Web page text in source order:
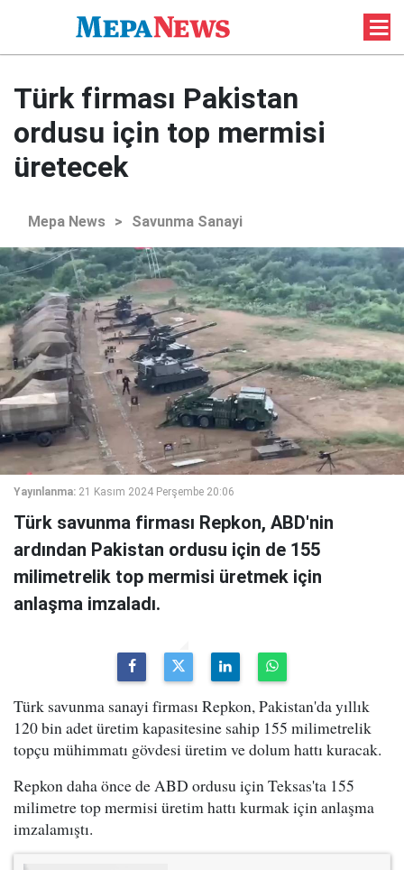
Türk firması Pakistan
ordusu için top mermisi
üretecek
Mepa News > Savunma Sanayi
Yayınlanma: 21 Kasım 2024 Perşembe 20:06
Türk savunma firması Repkon, ABD'nin
ardından Pakistan ordusu için de 155
milimetrelik top mermisi üretmek için
anlaşma imzaladı.
Türk savunma sanayi firması Repkon, Pakistan'da yıllık
120 bin adet üretim kapasitesine sahip 155 milimetrelik
topçu mühimmatı gövdesi üretim ve dolum hattı kuracak.
Repkon daha önce de ABD ordusu için Teksas'ta 155
milimetre top mermisi üretim hattı kurmak için anlaşma
imzalamıştı.